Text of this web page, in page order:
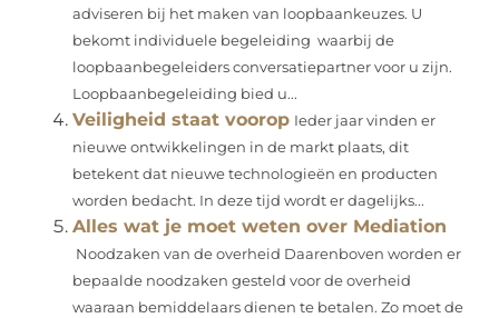
adviseren bij het maken van loopbaankeuzes. U
bekomt individuele begeleiding waarbij de
loopbaanbegeleiders conversatiepartner voor u zijn.
Loopbaanbegeleiding bied u...
Veiligheid staat voorop Ieder jaar vinden er
nieuwe ontwikkelingen in de markt plaats, dit
betekent dat nieuwe technologieën en producten
worden bedacht. In deze tijd wordt er dagelijks...
Alles wat je moet weten over Mediation
Noodzaken van de overheid Daarenboven worden er
bepaalde noodzaken gesteld voor de overheid
waaraan bemiddelaars dienen te betalen. Zo moet de